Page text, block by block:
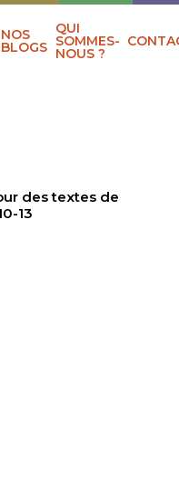
NOS
BLOGS
QUI
SOMMES-
NOUS ?
des textes de
13